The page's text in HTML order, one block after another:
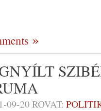
09-20ROVAT: